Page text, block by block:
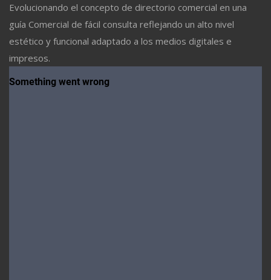
Evolucionando el concepto de directorio comercial en una
guía Comercial de fácil consulta reflejando un alto nivel
estético y funcional adaptado a los medios digitales e
impresos.